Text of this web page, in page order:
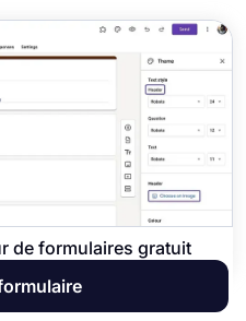
de formulaires gratuit